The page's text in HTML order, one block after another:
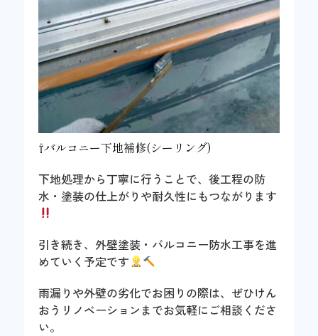
⇧バルコニー下地補修(シーリング)
下地処理から丁寧に行うことで、後工程の防
水・塗装の仕上がりや耐久性にもつながります
引き続き、外壁塗装・バルコニー防水工事を進
めていく予定です
雨漏りや外壁の劣化でお困りの際は、ぜひけん
おうリノベーションまでお気軽にご相談くださ
い。